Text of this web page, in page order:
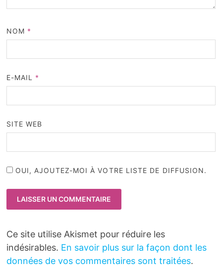
NOM *
E-MAIL *
SITE WEB
OUI, AJOUTEZ-MOI À VOTRE LISTE DE DIFFUSION.
Ce site utilise Akismet pour réduire les
indésirables. En savoir plus sur la façon dont les
données de vos commentaires sont traitées.